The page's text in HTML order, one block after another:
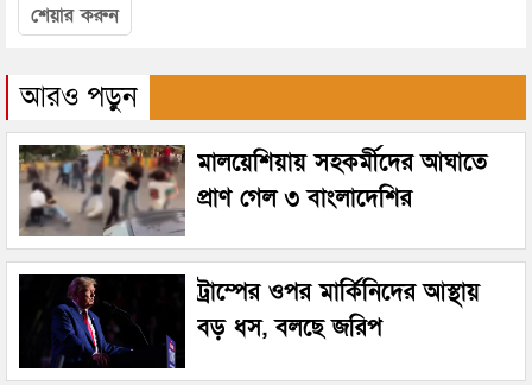
শেয়ার করুন
আরও পড়ুন
মালয়েশিয়ায় সহকর্মীদের আঘাতে
প্রাণ গেল ৩ বাংলাদেশির
ট্রাম্পের ওপর মার্কিনিদের আস্থায়
বড় ধস, বলছে জরিপ